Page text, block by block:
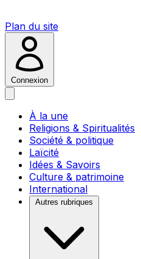
Plan du site
Connexion
À la une
Religions & Spiritualités
Société & politique
Laïcité
Idées & Savoirs
Culture & patrimoine
International
Autres rubriques